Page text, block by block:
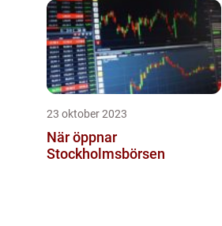
23 oktober 2023
När öppnar
Stockholmsbörsen